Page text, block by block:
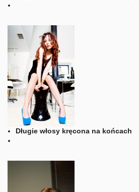
Długie włosy kręcona na końcach